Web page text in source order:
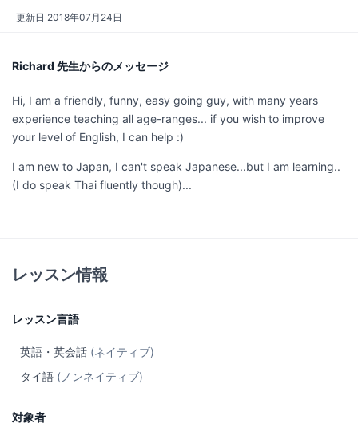
更新日 2018年07月24日
Richard 先生からのメッセージ
Hi, I am a friendly, funny, easy going guy, with many years
experience teaching all age-ranges... if you wish to improve
your level of English, I can help :)
I am new to Japan, I can't speak Japanese...but I am learning..
(I do speak Thai fluently though)...
レッスン情報
レッスン言語
英語・英会話 (ネイティブ)
タイ語 (ノンネイティブ)
対象者